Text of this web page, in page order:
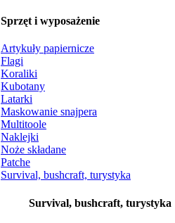
Sprzęt i wyposażenie
Artykuły papiernicze
Flagi
Koraliki
Kubotany
Latarki
Maskowanie snajpera
Multitoole
Naklejki
Noże składane
Patche
Survival, bushcraft, turystyka
Survival, bushcraft, turystyka